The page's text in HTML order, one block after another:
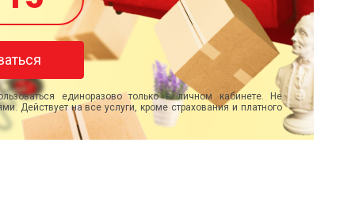
единоразово только в личном кабинете. Не
Действует на все услуги, кроме страхования и платного